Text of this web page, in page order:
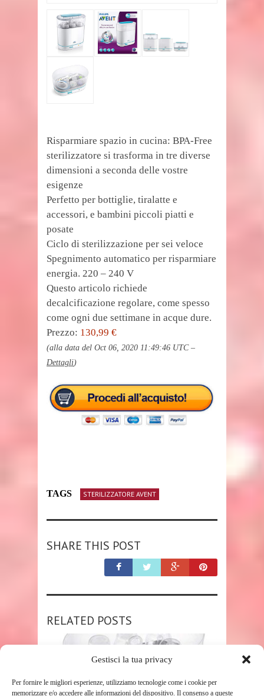
Gestisci la tua privacy
Per fornire le migliori esperienze, utilizziamo tecnologie come i cookie per
memorizzare e/o accedere alle informazioni del dispositivo. Il consenso a queste
Risparmiare spazio in cucina: BPA-Free
sterilizzatore si trasforma in tre diverse
dimensioni a seconda delle vostre
esigenze
Perfetto per bottiglie, tiralatte e
accessori, e bambini piccoli piatti e
posate
Ciclo di sterilizzazione per sei veloce
Spegnimento automatico per risparmiare
energia. 220 – 240 V
Questo articolo richiede
decalcificazione regolare, come spesso
come ogni due settimane in acque dure.
Prezzo: 130,99 €
(alla data del Oct 06, 2020 11:49:46 UTC –
Dettagli)
TAGS STERILIZZATORE AVENT
SHARE THIS POST
RELATED POSTS